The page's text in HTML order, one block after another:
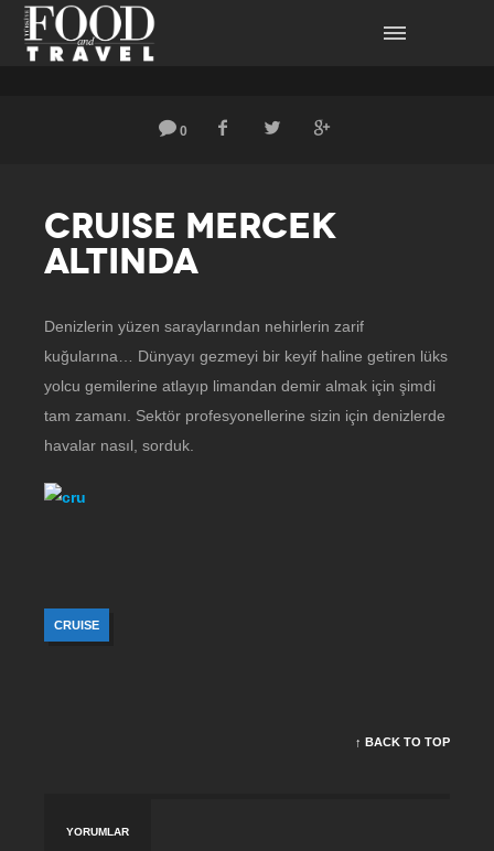
0
CRUISE MERCEK
ALTINDA
Denizlerin yüzen saraylarından nehirlerin zarif
kuğularına… Dünyayı gezmeyi bir keyif haline getiren lüks
yolcu gemilerine atlayıp limandan demir almak için şimdi
tam zamanı. Sektör profesyonellerine sizin için denizlerde
havalar nasıl, sorduk.
CRUISE
↑ BACK TO TOP
YORUMLAR